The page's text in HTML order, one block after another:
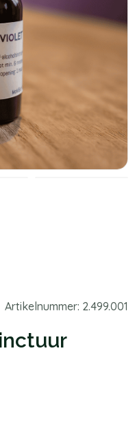
Artikelnummer: 2.499.001